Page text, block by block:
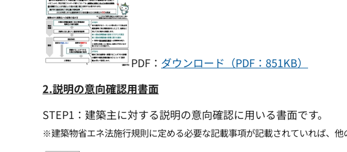
PDF： ダウンロード（PDF：851KB）
2.説明の意向確認用書面
STEP1：建築主に対する説明の意向確認に用いる書面です。
※建築物省エネ法施行規則に定める必要な記載事項が記載されていれば、他